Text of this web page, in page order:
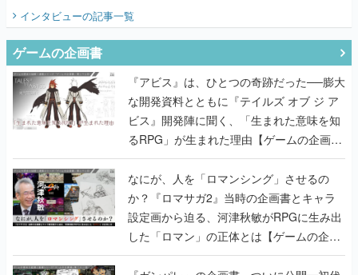
てみた
インタビューの記事一覧
ゲームの企画書
『アビス』は、ひとつの奇跡だった──膨大
な開発資料とともに『テイルズ オブ ジ ア
ビス』開発陣に聞く、「生まれた意味を知
るRPG」が生まれた理由【ゲームの企画
書】
なにが、人を「ロマンシング」させるの
か？『ロマサガ2』当時の企画書とキャラ
設定画から迫る、河津秋敏がRPGに生み出
した「ロマン」の正体とは【ゲームの企画
書】